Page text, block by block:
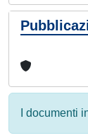
I documenti